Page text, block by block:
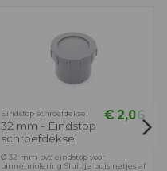
Eindstop schroefdeksel
32 mm - Eindstop
schroefdeksel
€ 2,06
Ø 32 mm pvc eindstop voor
binnenriolering Sluit je buis netjes af